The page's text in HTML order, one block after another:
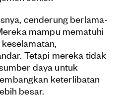
cenderung berlama-
mampu mematuhi
Tetapi mereka tidak
daya untuk
keterlibatan
besar.